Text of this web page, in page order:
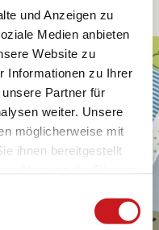
und Anzeigen zu
Medien anbieten
Website zu
Informationen zu Ihrer
Partner für
weiter. Unsere
möglicherweise mit
ihnen bereitgestellt
wer wir sind, wie